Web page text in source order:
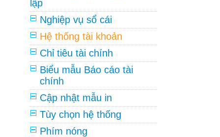
lập
Nghiệp vụ sổ cái
Hệ thống tài khoản
Chỉ tiêu tài chính
Biểu mẫu Báo cáo tài
chính
Cập nhật mẫu in
Tùy chọn hệ thống
Phím nóng